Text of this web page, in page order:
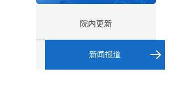
院内更新
新闻报道